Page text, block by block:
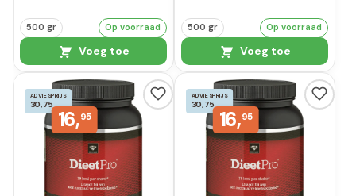
500 gr Op voorraad
Voeg toe
500 gr Op voorraad
Voeg toe
ADVIESPRIJS
30,75
16,95
ADVIESPRIJS
30,75
16,95